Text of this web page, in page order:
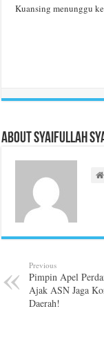
Kuansing menunggu
About Syaifullah
Previous
Pimpin Apel
Ajak ASN Jaga
Daerah!